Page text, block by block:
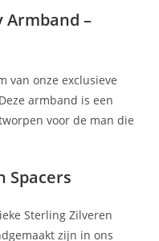
Armband –
van onze exclusieve
armband is een
voor de man die
Spacers
Sterling Zilveren
zijn in ons